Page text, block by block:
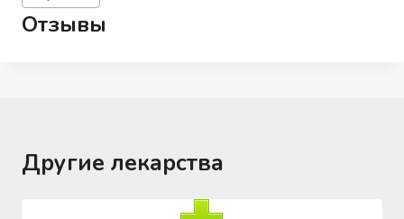
записи:
Отзывы
Другие лекарства